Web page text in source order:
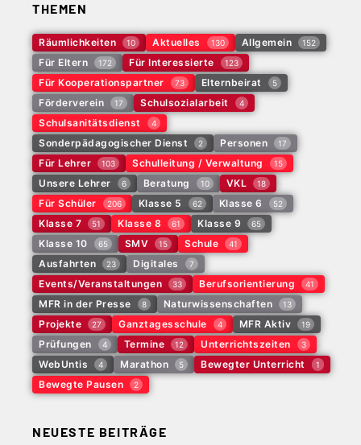
THEMEN
Räumlichkeiten 10 Aktuelles 130 Allgemein 152
Für Eltern 172 Für Interessierte 123
Für Kooperationspartner 73 Elternbeirat 5
Förderverein 17 Schulsozialarbeit 4
Schulsanitätsdienst 4
Sonderpädagogischer Dienst 2 Personen 17
Für Lehrer 103 Schulleitung / Verwaltung 15
Unsere Lehrer 6 Beratung 10 VKL 18
Für Schüler 206 Klasse 5 62 Klasse 6 52
Klasse 7 51 Klasse 8 61 Klasse 9 65
Klasse 10 65 SMV 15 Schule 41
Ausfahrten 23 Digitales 7
Events/Veranstaltungen 33 Berufsorientierung 41
MFR in der Presse 8 Naturwissenschaften 13
Projekte 27 Ganztagesschule 4 MFR Aktiv 19
Prüfungen 4 Termine 12 Unterrichtszeiten 3
WebUntis 4 Marathon 5 Bewegter Unterricht 1
Bewegte Pausen 2
NEUESTE BEITRÄGE